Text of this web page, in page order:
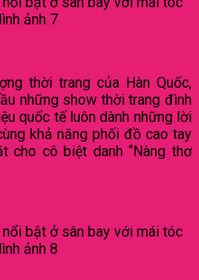
thời trang của Hàn Quốc,
những show thời trang đình
quốc tế luôn dành những lời
khả năng phối đồ cao tay
cho cô biệt danh “Nàng thơ